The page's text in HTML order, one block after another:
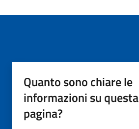
Quanto sono chiare le
informazioni su questa
pagina?